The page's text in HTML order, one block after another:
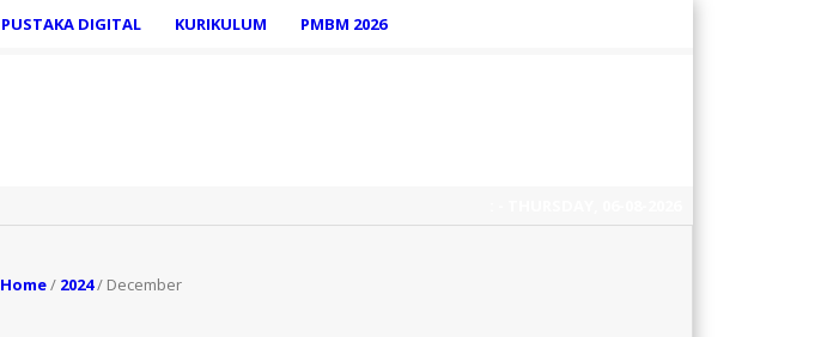
PUSTAKA DIGITAL KURIKULUM PMBM 2026
Home/ 2024/ December